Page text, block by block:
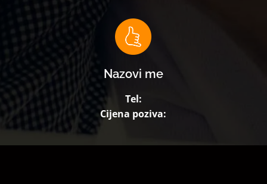
Nazovi me
Tel:
Cijena poziva: